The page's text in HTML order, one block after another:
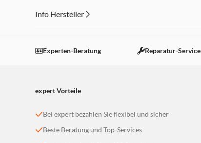
Info Hersteller
Einstellungen anpassen
Experten-Beratung Reparatur-Service
expert Vorteile
Bei expert bezahlen Sie flexibel und sicher
Beste Beratung und Top-Services